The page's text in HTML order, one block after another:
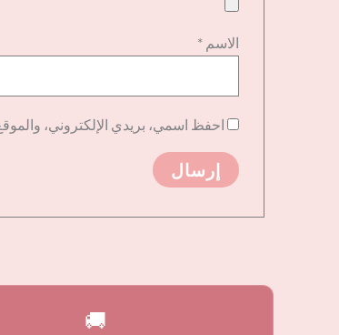
الاسم *
احفظ اسمي، بريدي الإلكتروني،
🚚